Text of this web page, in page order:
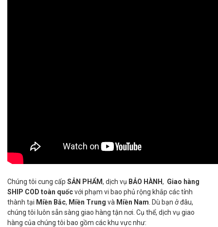
Chúng tôi cung cấp SẢN PHẨM, dịch vụ BẢO HÀNH, Giao hàng
SHIP COD toàn quốcvới phạm vi bao phủ rộng khắp các tỉnh
thành tại Miền Bắc, Miền Trung và Miền Nam . Dù bạn ở đâu,
chúng tôi luôn sẵn sàng giao hàng tận nơi. Cụ thể, dịch vụ giao
hàng của chúng tôi bao gồm các khu vực như: